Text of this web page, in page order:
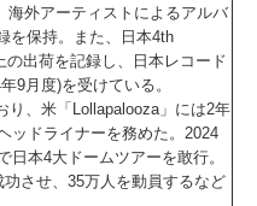
海外アーティストによるアルバ
を保持。また、日本4th
出荷を記録し、日本レコード
9月度)を受けている。
り、米「Lollapalooza」には2年
ッドライナーを務めた。2024
本4大ドームツアーを敢行。
させ、35万人を動員するなど